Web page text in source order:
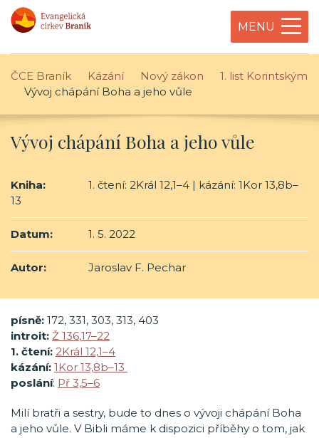
MENU
ČCE Braník Kázání Nový zákon
1. list Korintským
Vývoj chápání Boha a jeho vůle
Vývoj chápání Boha a jeho vůle
Kniha:
1. čtení: 2Král 12,1–4 | kázání: 1Kor 13,8b–
13
Datum: 1. 5. 2022
Autor: Jaroslav F. Pechar
písně: 172, 331, 303, 313, 403
introit: Ž 136,17–22
1. čtení: 2Král 12,1–4
kázání: 1Kor 13,8b–13
poslání: Př 3,5–6
Milí bratři a sestry, bude to dnes o vývoji chápání Boha
a jeho vůle. V Bibli máme k dispozici příběhy o tom, jak